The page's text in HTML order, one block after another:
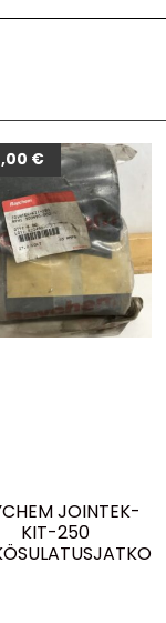
JOINTEK-
KIT-250
€